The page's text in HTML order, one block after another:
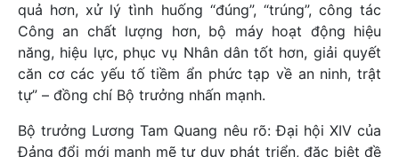
quả hơn, xử lý tình huống “đúng”, “trúng”, công tác
Công an chất lượng hơn, bộ máy hoạt động hiệu
năng, hiệu lực, phục vụ Nhân dân tốt hơn, giải quyết
căn cơ các yếu tố tiềm ẩn phức tạp về an ninh, trật
tự” – đồng chí Bộ trưởng nhấn mạnh.
Bộ trưởng Lương Tam Quang nêu rõ: Đại hội XIV của
Đảng đổi mới mạnh mẽ tư duy phát triển, đặc biệt đề